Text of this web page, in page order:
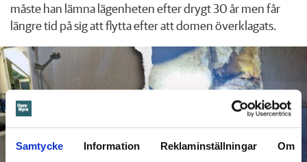
Samtycke Information Reklaminställningar Om
måste han lämna lägenheten efter drygt 30 år men får
längre tid på sig att flytta efter att domen överklagats.